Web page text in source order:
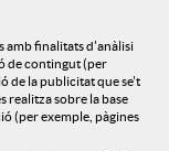
amb finalitats d'anàlisi
de contingut (per
de la publicitat que se't
realitza sobre la base
(per exemple, pàgines